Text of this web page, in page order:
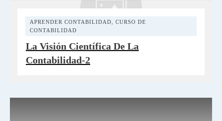
APRENDER CONTABILIDAD
CURSO DE
CONTABILIDAD
La Visión Científica De La
Contabilidad-2